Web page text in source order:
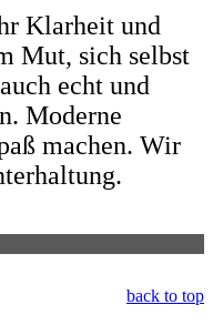
Klarheit und
Mut, sich selbst
echt und
Moderne
machen. Wir
back to top